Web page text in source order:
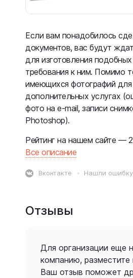
Если вам понадобилось
документов, вас будут
для изготовления
требования к ним. Помимо
имеющихся фотографий
дополнительных услугах
фото на e-mail, записи
Photoshop).
Рейтинг на нашем сайте —
Все описание
Вконтакте Нашли ошибку
Отзывы
Для организации еще
компанию,
Ваш отзыв поможет